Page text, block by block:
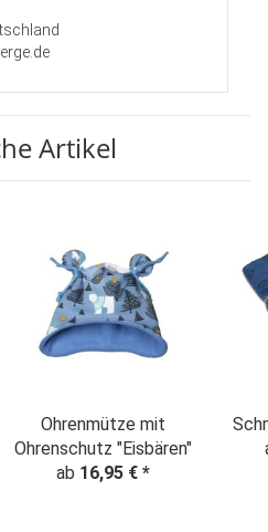
Artikel
Ohrenmütze mit
Ohrenschutz "Eisbären"
ab 16,95 € *